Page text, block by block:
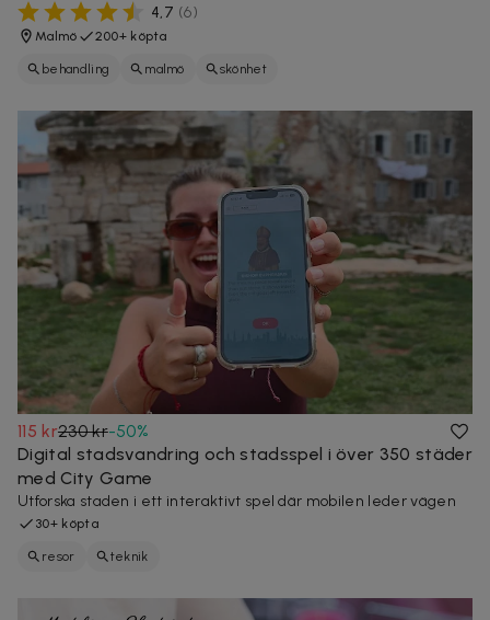
4,7 (6)
Malmö 200+ köpta
behandling malmö skönhet
115 kr230 kr-50%
Digital stadsvandring och stadsspel i över 350 städer
med City Game
Utforska staden i ett interaktivt spel där mobilen leder vägen
30+ köpta
resor teknik